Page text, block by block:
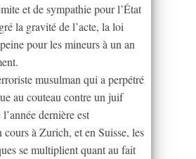
et de sympathie pour l’État
la gravité de l’acte, la loi
pour les mineurs à un an
musulman qui a perpétré
au couteau contre un juif
dernière est
cours à Zurich, et en Suisse, les
se multiplient quant au fait